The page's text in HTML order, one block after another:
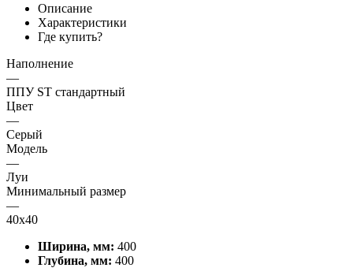
Описание
Характеристики
Где купить?
Наполнение
—
ППУ ST стандартный
Цвет
—
Серый
Модель
—
Луи
Минимальный размер
—
40х40
Ширина, мм: 400
Глубина, мм: 400